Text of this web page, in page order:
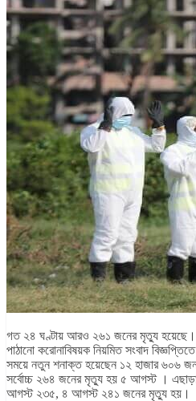
গত ২৪ ঘণ্টায় আরও ২৬১ জনের মৃত্যু হয়েছে।
পাঠানো করোনাবিষয়ক নিয়মিত সংবাদ
সময়ে নতুন শনাক্ত হয়েছেন ১২ হাজার ৬০৬
সর্বোচ্চ ২৬৪ জনের মৃত্যু হয় ৫ আগস্ট ।
আগস্ট ২৩৫, ৪ আগস্ট ২৪১ জনের মৃত্যু হয়।